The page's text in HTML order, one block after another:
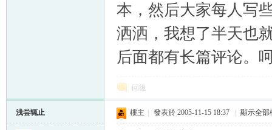
本，然后大家每人写
洒洒，我想了半天也
后面都有长篇评论。
回復
浅尝辄止 樓主 發表於 2005-11-15 18:37 顯示全部